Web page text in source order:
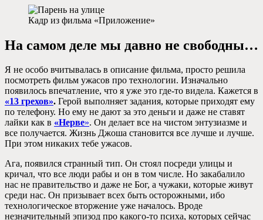
Кадр из фильма «Приложение»
На самом деле мы давно не свободны…
Я не особо вчитывалась в описание фильма, просто решила
посмотреть фильм ужасов про технологии. Изначально
появилось впечатление, что я уже это где-то видела. Кажется в
«13 грехов». Герой выполняет задания, которые приходят ему
по телефону. Но ему не дают за это деньги и даже не ставят
лайки как в «Нерве». Он делает все на чистом энтузиазме и
все получается. Жизнь Джоша становится все лучше и лучше.
При этом никаких тебе ужасов.
Ага, появился странный тип. Он стоял посреди улицы и
кричал, что все люди рабы и он в том числе. Но закабалило
нас не правительство и даже не Бог, а чужаки, которые живут
среди нас. Он призывает всех быть осторожными, ибо
технологическое вторжение уже началось. Вроде
незначительный эпизод про какого-то психа, которых сейчас